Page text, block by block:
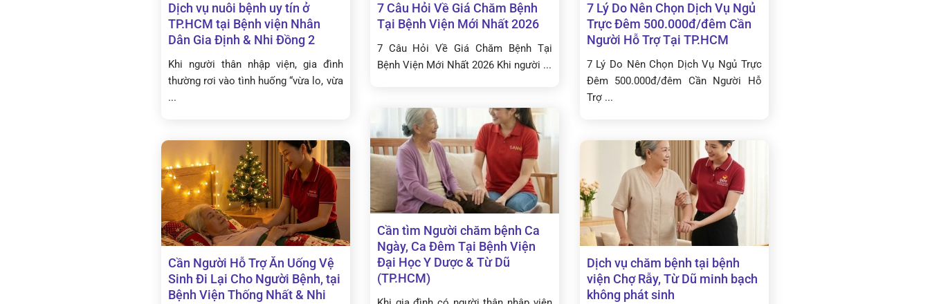
Dịch vụ nuôi bệnh uy tín ở
TP.HCM tại Bệnh viện Nhân
Dân Gia Định & Nhi Đồng 2
Khi người thân nhập viện, gia đình
thường rơi vào tình huống “vừa lo, vừa
...
7 Câu Hỏi Về Giá Chăm Bệnh
Tại Bệnh Viện Mới Nhất 2026
7 Câu Hỏi Về Giá Chăm Bệnh Tại
Bệnh Viện Mới Nhất 2026 Khi người ...
7 Lý Do Nên Chọn Dịch Vụ Ngủ
Trực Đêm 500.000đ/đêm Cần
Người Hỗ Trợ Tại TP.HCM
7 Lý Do Nên Chọn Dịch Vụ Ngủ Trực
Đêm 500.000đ/đêm Cần Người Hỗ
Trợ ...
Cần tìm Người chăm bệnh Ca
Ngày, Ca Đêm Tại Bệnh Viện
Đại Học Y Dược & Từ Dũ
(TP.HCM)
Cần Người Hỗ Trợ Ăn Uống Vệ
Sinh Đi Lại Cho Người Bệnh, tại
Bệnh Viện Thống Nhất & Nhi
Dịch vụ chăm bệnh tại bệnh
viện Chợ Rẫy, Từ Dũ minh bạch
không phát sinh